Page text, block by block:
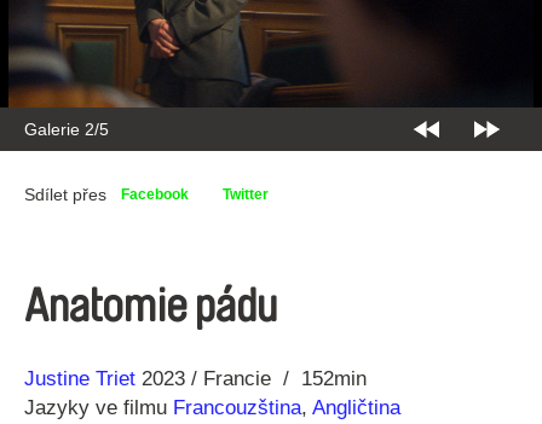
Galerie 2/5
Sdílet přes Facebook Twitter
Anatomie pádu
Režie
Justine Triet
Rok 2023 Francie
152min
Jazyky ve filmu Francouzština, Angličtina